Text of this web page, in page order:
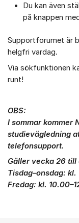
Du kan även
på knappen
Supportforumet är
helgfri vardag.
Via sökfunktionen
runt!
OBS:
I sommar kommer
studievägledning
telefonsupport.
Gäller vecka 26 till
Tisdag–onsdag: kl.
Fredag: kl.